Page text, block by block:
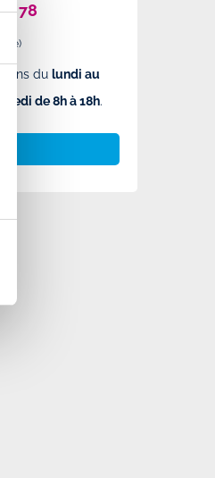
78
du lundi au
de 8h à 18h.